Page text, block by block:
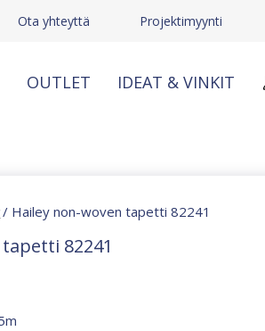
Ota yhteyttä Projektimyynti
OUTLET IDEAT & VINKIT
/ Hailey non-woven tapetti 82241
82241